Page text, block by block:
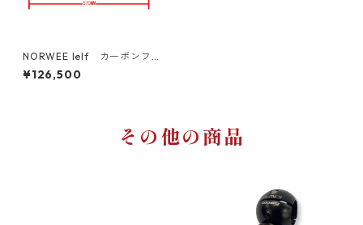
NORWEE lelf カーボンフレ
ーム
¥126,500
その他の商品